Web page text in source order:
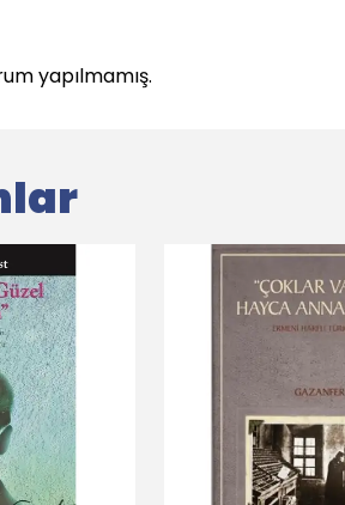
yapılmamış.